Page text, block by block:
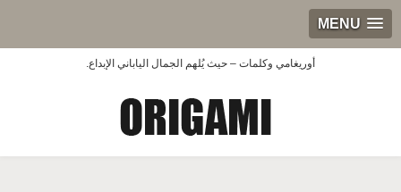
MENU
أوريغامي وكلمات – حيث يُلهم الجمال الياباني الإبداع.